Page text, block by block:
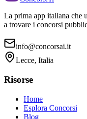
La prima app italiana che
a trovare i concorsi
info@concorsai.it
Lecce, Italia
Risorse
Home
Esplora Concorsi
Blog